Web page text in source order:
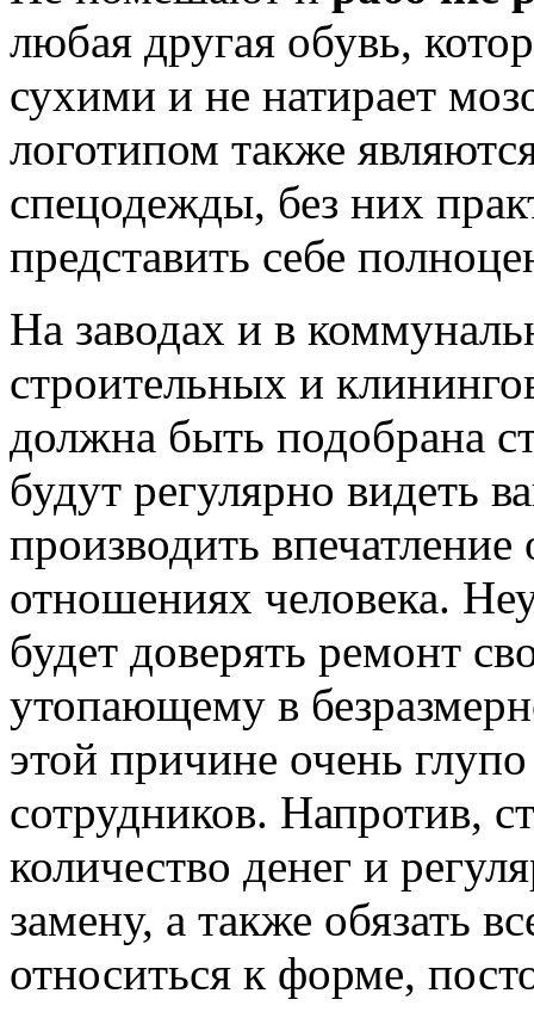
любая другая обувь,
сухими и не натирает
логотипом также
спецодежды, без них
представить себе
На заводах и в
строительных и
должна быть подобрана
будут регулярно видеть
производить
отношениях человека.
будет доверять ремонт
утопающему в
этой причине очень
сотрудников. Напротив,
количество денег и
замену, а также обязать
относиться к форме,